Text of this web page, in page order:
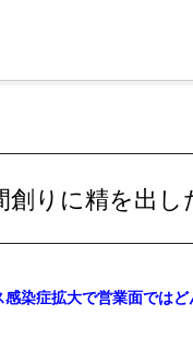
創りに精を出し
染症拡大で営業面ではど